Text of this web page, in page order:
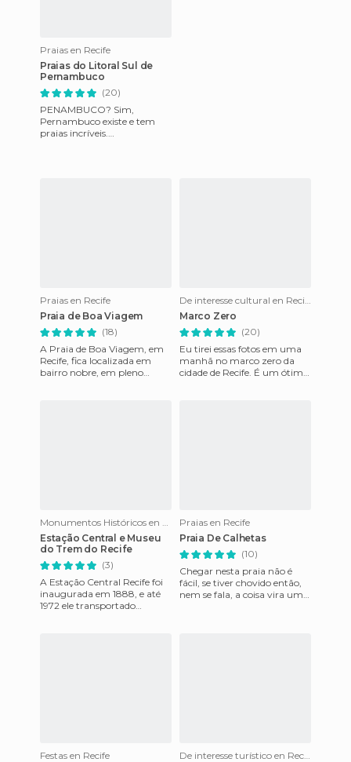
Praias en Recife
Praias do Litoral Sul de
Pernambuco
(20)
PENAMBUCO? Sim,
Pernambuco existe e tem
praias incríveis.
Praias en Recife
Praia de Boa Viagem
(18)
A Praia de Boa Viagem, em
Recife, fica localizada em
bairro nobre, em pleno
De interesse cultural en Recife
Marco Zero
(20)
Eu tirei essas fotos em uma
manhã no marco zero da
cidade de Recife. É um ótimo
Monumentos Históricos en Recife
Estação Central e Museu
do Trem do Recife
(3)
A Estação Central Recife foi
inaugurada em 1888, e até
1972 ele transportado
Praias en Recife
Praia De Calhetas
(10)
Chegar nesta praia não é
fácil, se tiver chovido então,
nem se fala, a coisa vira um
Festas en Recife
De interesse turístico en Recife